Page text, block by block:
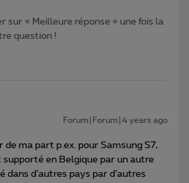
sur « Meilleure réponse » une fois la
question !
Forum|Forum|4 years ago
de ma part p.ex. pour Samsung S7,
supporté en Belgique par un autre
d’autres pays par d’autres